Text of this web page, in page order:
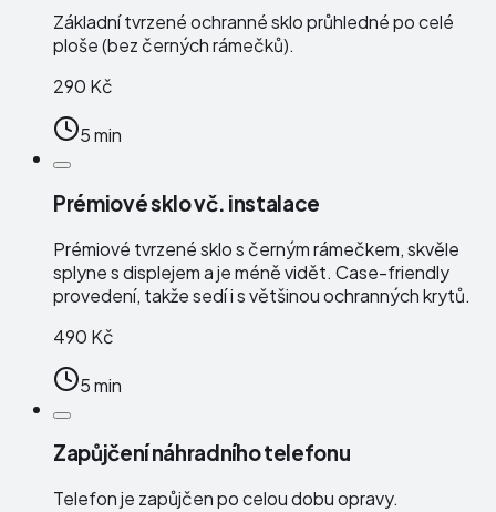
Základní tvrzené ochranné sklo průhledné po celé
ploše (bez černých rámečků).
290 Kč
5 min
Prémiové sklo vč. instalace
Prémiové tvrzené sklo s černým rámečkem, skvěle
splyne s displejem a je méně vidět. Case-friendly
provedení, takže sedí i s většinou ochranných krytů.
490 Kč
5 min
Zapůjčení náhradního telefonu
Telefon je zapůjčen po celou dobu opravy.